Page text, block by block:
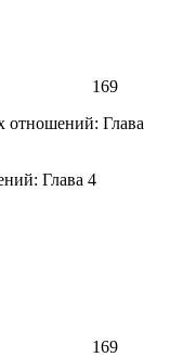
169
Глава 4
169